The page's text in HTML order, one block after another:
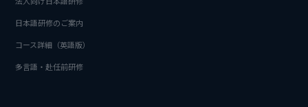
日本語研修のご案内
コース詳細（英語版）
多言語・赴任前研修